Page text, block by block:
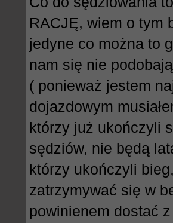
RACJĘ, wiem o tym
jedyne co można to
nam się nie
( ponieważ jestem
dojazdowym
którzy już ukończyli
sędziów, nie będą
którzy ukończyli
zatrzymywać się w
powinienem dostać